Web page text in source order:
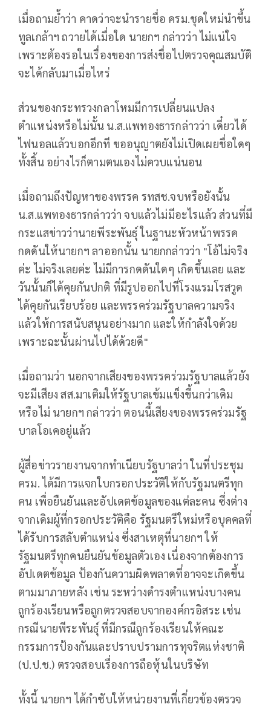
เมื่อถามย้ำว่า คาดว่าจะนำรายชื่อ ครม.ชุดใหม่นำขึ้น
ทูลเกล้าฯ ถวายได้เมื่อใด นายกฯ กล่าวว่า ไม่แน่ใจ
เพราะต้องรอในเรื่องของการส่งชื่อไปตรวจคุณสมบัติ
จะได้กลับมาเมื่อไหร่
ส่วนของกระทรวงกลาโหมมีการเปลี่ยนแปลง
ตำแหน่งหรือไม่นั้น น.ส.แพทองธารกล่าวว่า เดี๋ยวได้
ไฟนอลแล้วบอกอีกที ขออนุญาตยังไม่เปิดเผยชื่อใดๆ
ทั้งสิ้น อย่างไรก็ตามตนเองไม่ควบแน่นอน
เมื่อถามถึงปัญหาของพรรค รทสช.จบหรือยังนั้น
น.ส.แพทองธารกล่าวว่า จบแล้วไม่มีอะไรแล้ว ส่วนที่มี
กระแสข่าวว่านายพีระพันธุ์ ในฐานะหัวหน้าพรรค
กดดันให้นายกฯ ลาออกนั้น นายกกล่าวว่า "โอ้ไม่จริง
ค่ะ ไม่จริงเลยค่ะ ไม่มีการกดดันใดๆ เกิดขึ้นเลย และ
วันนั้นก็ได้คุยกันปกติ ที่มีรูปออกไปที่โรงแรมโรสวูด
ได้คุยกันเรียบร้อย และพรรคร่วมรัฐบาลความจริง
แล้วให้การสนับสนุนอย่างมาก และให้กำลังใจด้วย
เพราะฉะนั้นผ่านไปได้ด้วยดี"
เมื่อถามว่า นอกจากเสียงของพรรคร่วมรัฐบาลแล้วยัง
จะมีเสียง สส.มาเติมให้รัฐบาลเข้มแข็งขึ้นกว่าเดิม
หรือไม่ นายกฯ กล่าวว่า ตอนนี้เสียงของพรรคร่วมรัฐ
บาลโอเคอยู่แล้ว
ผู้สื่อข่าวรายงานจากทำเนียบรัฐบาลว่า ในที่ประชุม
ครม. ได้มีการแจกใบกรอกประวัติให้กับรัฐมนตรีทุก
คน เพื่อยืนยันและอัปเดตข้อมูลของแต่ละคน ซึ่งต่าง
จากเดิมผู้ที่กรอกประวัติคือ รัฐมนตรีใหม่หรือบุคคลที่
ได้รับการสลับตำแหน่ง ซึ่งสาเหตุที่นายกฯ ให้
รัฐมนตรีทุกคนยืนยันข้อมูลตัวเอง เนื่องจากต้องการ
อัปเดตข้อมูล ป้องกันความผิดพลาดที่อาจจะเกิดขึ้น
ตามมาภายหลัง เช่น ระหว่างดำรงตำแหน่งบางคน
ถูกร้องเรียนหรือถูกตรวจสอบจากองค์กรอิสระ เช่น
กรณีนายพีระพันธุ์ ที่มีกรณีถูกร้องเรียนให้คณะ
กรรมการป้องกันและปราบปรามการทุจริตแห่งชาติ
(ป.ป.ช.) ตรวจสอบเรื่องการถือหุ้นในบริษัท
ทั้งนี้ นายกฯ ได้กำชับให้หน่วยงานที่เกี่ยวข้องตรวจ